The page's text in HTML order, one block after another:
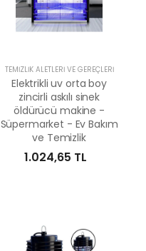
TEMIZLIK ALETLERI VE GEREÇLERI
Elektrikli uv orta boy
zincirli askılı sinek
öldürücü makine -
Süpermarket - Ev Bakım
ve Temizlik
1.024,65 TL